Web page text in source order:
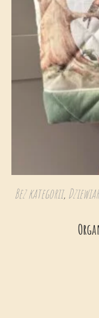
Bez kategorii,